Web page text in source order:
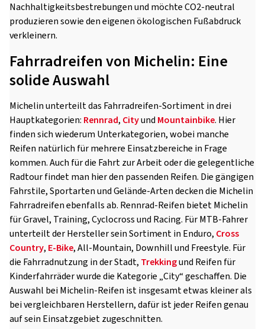
Nachhaltigkeitsbestrebungen und möchte CO2-neutral
produzieren sowie den eigenen ökologischen Fußabdruck
verkleinern.
Fahrradreifen von Michelin: Eine
solide Auswahl
Michelin unterteilt das Fahrradreifen-Sortiment in drei
Hauptkategorien: Rennrad, Cityund Mountainbike. Hier
finden sich wiederum Unterkategorien, wobei manche
Reifen natürlich für mehrere Einsatzbereiche in Frage
kommen. Auch für die Fahrt zur Arbeit oder die gelegentliche
Radtour findet man hier den passenden Reifen. Die gängigen
Fahrstile, Sportarten und Gelände-Arten decken die Michelin
Fahrradreifen ebenfalls ab. Rennrad-Reifen bietet Michelin
für Gravel, Training, Cyclocross und Racing. Für MTB-Fahrer
unterteilt der Hersteller sein Sortiment in Enduro, Cross
Country, E-Bike, All-Mountain, Downhill und Freestyle. Für
die Fahrradnutzung in der Stadt, Trekkingund Reifen für
Kinderfahrräder wurde die Kategorie „City“ geschaffen. Die
Auswahl bei Michelin-Reifen ist insgesamt etwas kleiner als
bei vergleichbaren Herstellern, dafür ist jeder Reifen genau
auf sein Einsatzgebiet zugeschnitten.